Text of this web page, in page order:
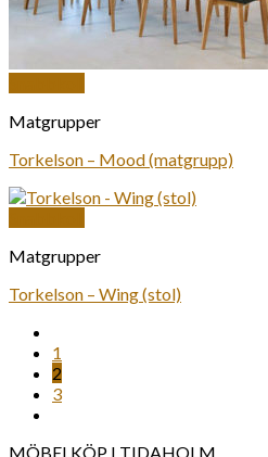
Matgrupper
Torkelson – Mood (matgrupp)
Matgrupper
Torkelson – Wing (stol)
1
2
3
MÖBELKÖP I TIDAHOLM